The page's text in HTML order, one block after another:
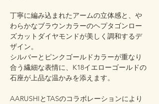
丁寧に編み込まれたアームの立体感と、や
わらかなブラウンカラーのヘプタゴンロー
ズカットダイヤモンドが美しく調和するデ
ザイン。
シルバーとピンクゴールドカラーが重なり
合う繊細な表情に、K18イエローゴールドの
石座が上品な温かみを添えます。
AARUSHIとTASのコラボレーションにより